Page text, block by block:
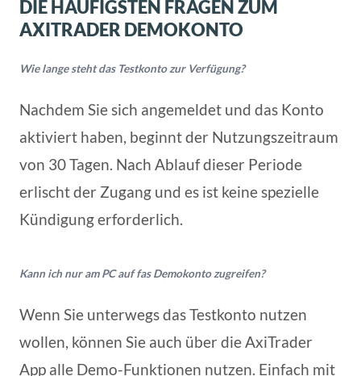
DIE HÄUFIGSTEN FRAGEN ZUM
AXITRADER DEMOKONTO
Wie lange steht das Testkonto zur Verfügung?
Nachdem Sie sich angemeldet und das Konto
aktiviert haben, beginnt der Nutzungszeitraum
von 30 Tagen. Nach Ablauf dieser Periode
erlischt der Zugang und es ist keine spezielle
Kündigung erforderlich.
Kann ich nur am PC auf fas Demokonto zugreifen?
Wenn Sie unterwegs das Testkonto nutzen
wollen, können Sie auch über die AxiTrader
App alle Demo-Funktionen nutzen. Einfach mit